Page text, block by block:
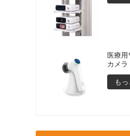
医療用
カメラ
もっ